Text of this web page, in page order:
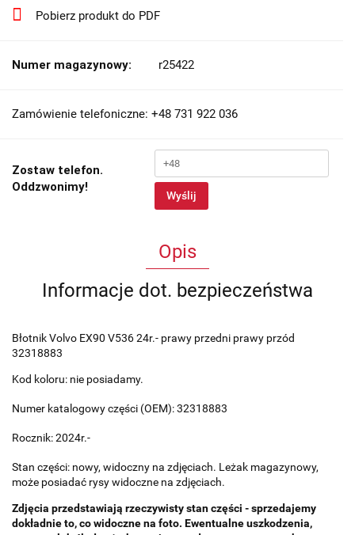
Pobierz produkt do PDF
Numer magazynowy: r25422
Zamówienie telefoniczne: +48 731 922 036
Zostaw telefon.
Oddzwonimy!
Wyślij
Opis
Informacje dot. bezpieczeństwa
Błotnik Volvo EX90 V536 24r.- prawy przedni prawy przód
32318883
Kod koloru: nie posiadamy.
Numer katalogowy części (OEM): 32318883
Rocznik: 2024r.-
Stan części: nowy, widoczny na zdjęciach. Leżak magazynowy,
może posiadać rysy widoczne na zdjęciach.
Zdjęcia przedstawiają rzeczywisty stan części - sprzedajemy
dokładnie to, co widoczne na foto. Ewentualne uszkodzenia,